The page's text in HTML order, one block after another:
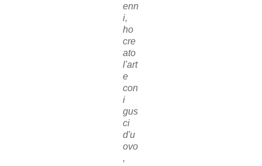
enn
i,
ho
cre
ato
l'art
e
con
i
gus
ci
d'u
ovo
,